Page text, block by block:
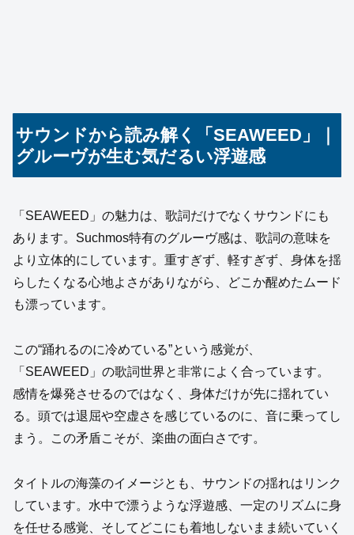
サウンドから読み解く「SEAWEED」｜
グルーヴが生む気だるい浮遊感
「SEAWEED」の魅力は、歌詞だけでなくサウンドにも
あります。Suchmos特有のグルーヴ感は、歌詞の意味を
より立体的にしています。重すぎず、軽すぎず、身体を揺
らしたくなる心地よさがありながら、どこか醒めたムード
も漂っています。
この“踊れるのに冷めている”という感覚が、
「SEAWEED」の歌詞世界と非常によく合っています。
感情を爆発させるのではなく、身体だけが先に揺れてい
る。頭では退屈や空虚さを感じているのに、音に乗ってし
まう。この矛盾こそが、楽曲の面白さです。
タイトルの海藻のイメージとも、サウンドの揺れはリンク
しています。水中で漂うような浮遊感、一定のリズムに身
を任せる感覚、そしてどこにも着地しないまま続いていく